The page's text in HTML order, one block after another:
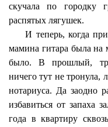
скучала по городку
распятых лягушек.
И теперь, когда
мамина гитара была на
было. В прошлый,
ничего тут не
нотариуса. Да заодно
избавиться от запаха
года в квартиру